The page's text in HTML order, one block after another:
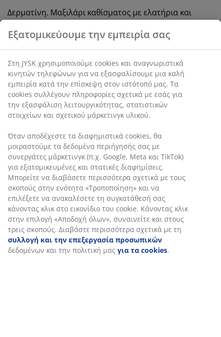
Δερματίνη. Μαξιλάρι καθίσματος με ελατήρια και
αφρώδες μαξιλάρι. Μαξιλάρι πλάτης από αφρώδες
υλικό. Με ηλεκτροκίνητο μηχανισμό αδιαβάθμητης
SKU: 3630121
Οδηγίες Συναρμολόγησης
Χαρακτηριστικά προϊόντος
Αξιολογήσεις
34)
Αποστολή
Εξατομικεύουμε την εμπειρία σας